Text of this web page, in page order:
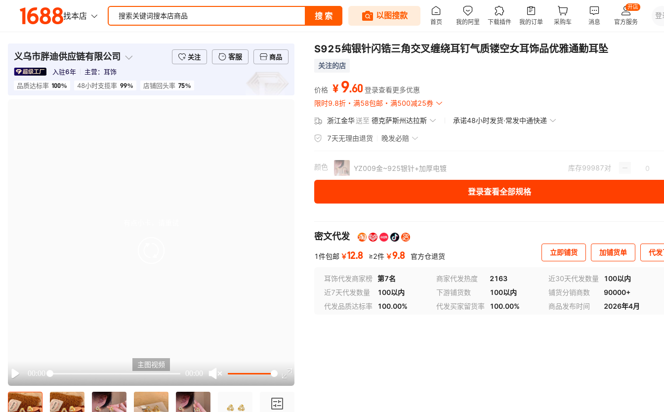
义乌市胖迪供应链有限公司 关注 客服
商品
入驻6年 主营： 耳饰
品质达标率 100% 48小时支揽率 99% 店铺回头率 75%
Play
00:00 00:00
主图视频
S925纯银针闪锆三角交叉缠绕耳钉气质镂空女耳饰品优雅通勤耳坠
关注的店
价格 ¥ 9.60 登录查看更多优惠
限时9.8折
满58包邮 满500减25券
浙江金华送至 德克萨斯州达拉斯 承诺48小时发货·常发中通快递
7天无理由退货 晚发必赔
颜色 YZ009金~925银针+加厚电镀 库存99987对
登录查看全部规格
密文代发
1件包邮 ￥12.8 ≥2件 ￥9.8 官方仓退货 立即铺货 加铺货单 代
耳饰代发商家榜 第7名 商家代发热度 2163 近30天代发数量
100以内
近7天代发数量
100以内 下游铺货数 100以内 铺货分销商数
90000+
代发品质达标率
100.00% 代发买家留货率 100.00% 商品发布时间 2026年4月